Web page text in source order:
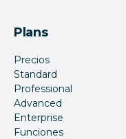
Plans
Precios
Standard
Professional
Advanced
Enterprise
Funciones